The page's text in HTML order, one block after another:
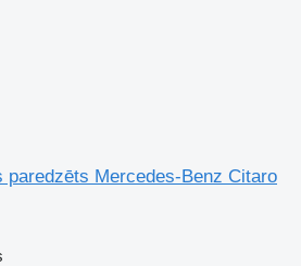
paredzēts Mercedes-Benz Citaro